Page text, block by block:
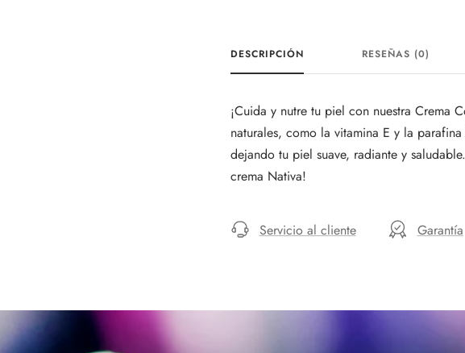
DESCRIPCIÓN RESEÑAS (0)
¡Cuida y nutre tu piel con nuestra Crema
naturales, como la vitamina E y la
dejando tu piel suave, radiante y
crema Nativa!
Servicio al cliente Garantía